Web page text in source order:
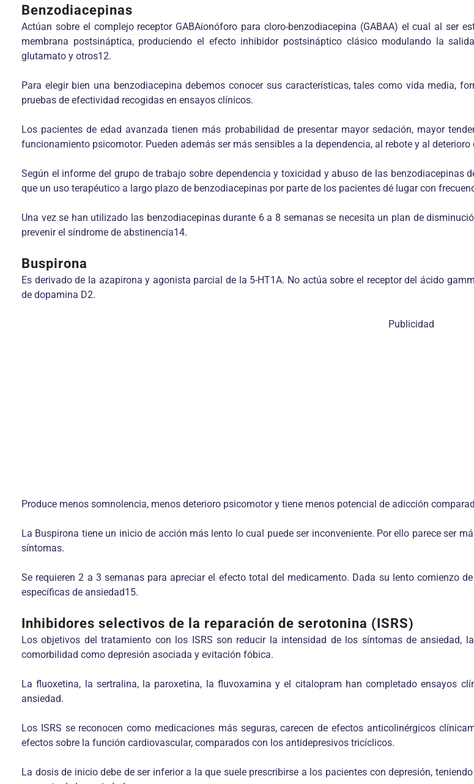
Benzodiacepinas
Actúan sobre el complejo receptor GABAionóforo para cloro-benzodiacepina (GABAA) el cual al ser
membrana postsináptica, produciendo el efecto inhibidor postsináptico clásico modulando la
glutamato y otros12.
Para elegir bien una benzodiacepina debemos conocer sus características, tales como vida media,
pruebas de efectividad recogidas en ensayos clínicos.
Los pacientes de edad avanzada tienen más probabilidad de presentar mayor sedación, mayor
funcionamiento psicomotor. Pueden además ser más sensibles a la dependencia, al rebote y al deterioro
Según el informe del grupo de trabajo sobre dependencia y toxicidad y abuso de las benzodiacepinas
que un uso terapéutico a largo plazo de benzodiacepinas por parte de los pacientes dé lugar con
Una vez se han utilizado las benzodiacepinas durante 6 a 8 semanas se necesita un plan de
prevenir el síndrome de abstinencia14.
Buspirona
Es derivado de la azapirona y agonista parcial de la 5-HT1A. No actúa sobre el receptor del ácido
de dopamina D2.
Publicidad
Produce menos somnolencia, menos deterioro psicomotor y tiene menos potencial de adicción
La Buspirona tiene un inicio de acción más lento lo cual puede ser inconveniente. Por ello parece ser
síntomas.
Se requieren 2 a 3 semanas para apreciar el efecto total del medicamento. Dada su lento comienzo
específicas de ansiedad15.
Inhibidores selectivos de la reparación de serotonina (ISRS)
Los objetivos del tratamiento con los ISRS son reducir la intensidad de los síntomas de
comorbilidad como depresión asociada y evitación fóbica.
La fluoxetina, la sertralina, la paroxetina, la fluvoxamina y el citalopram han completado ensayos
ansiedad.
Los ISRS se reconocen como medicaciones más seguras, carecen de efectos anticolinérgicos
efectos sobre la función cardiovascular, comparados con los antidepresivos tricíclicos.
La dosis de inicio debe de ser inferior a la que suele prescribirse a los pacientes con depresión,